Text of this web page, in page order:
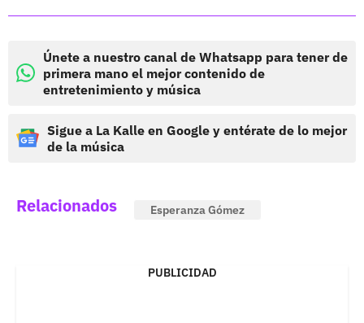
Únete a nuestro canal de Whatsapp para tener de
primera mano el mejor contenido de
entretenimiento y música
Sigue a La Kalle en Google y entérate de lo mejor
de la música
Relacionados Esperanza Gómez
PUBLICIDAD